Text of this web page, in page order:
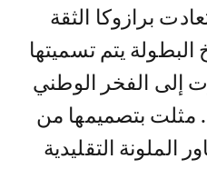
برازوكا الثقة
يتم تسميتها
إلى الفخر الوطني
مثلت بتصميمها من
التقليدية